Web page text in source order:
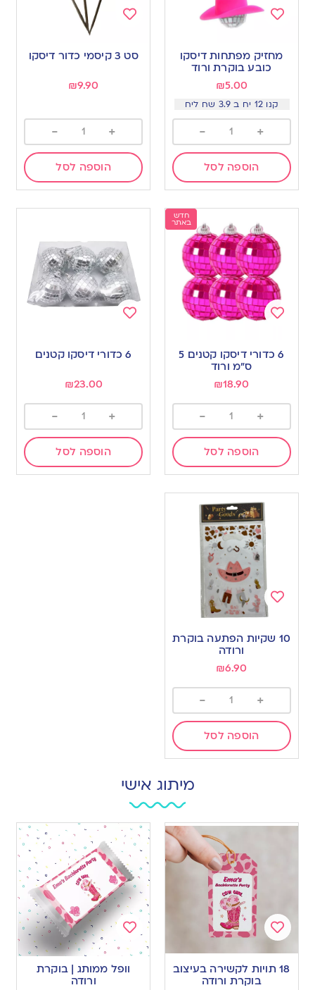
to
wishlist
מחזיק מפתחות דיסקו
כובע בוקרת ורוד
₪5.00
קנו 12 יח ב 3.9 שח ליח
+
-
הוספה לסל
to
wishlist
סט 3 קיסמי כדור דיסקו
₪9.90
+
-
הוספה לסל
חדש
באתר
to
wishlist
6 כדורי דיסקו קטנים 5
ס”מ ורוד
₪18.90
+
-
הוספה לסל
wishlist
6 כדורי דיסקו קטנים
₪23.00
+
-
הוספה לסל
Add
to
wishlist
10 שקיות הפתעה בוקרת
ורודה
₪6.90
+
-
הוספה לסל
מיתוג אישי
to
wishlist
18 תויות לקשירה בעיצוב
בוקרת ורודה
Add
wishlist
וופל ממותג | בוקרת
ורודה